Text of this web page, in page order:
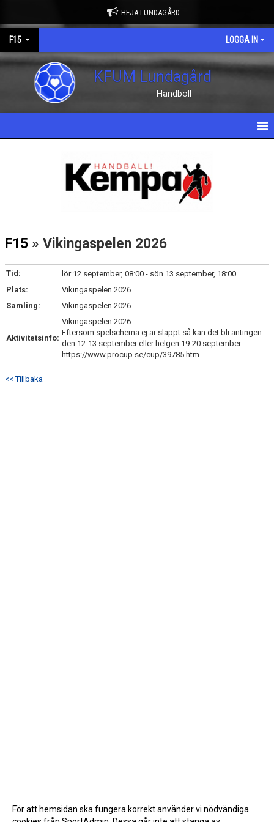
HEJA LUNDAGÅRD
F15 LOGGA IN
KFUM Lundagård
Handboll
DOKUMENT
KONTAKT
F15 » Vikingaspelen 2026
Tid:
lör 12 september, 08:00 - sön 13 september, 18:00
Plats:
Vikingaspelen 2026
Samling:
Vikingaspelen 2026
Aktivitetsinfo:
Vikingaspelen 2026
Eftersom spelschema ej är släppt så kan det bli antingen
den 12-13 september eller helgen 19-20 september
https://www.procup.se/cup/39785.htm
<< Tillbaka
För att hemsidan ska fungera korrekt använder vi nödvändiga